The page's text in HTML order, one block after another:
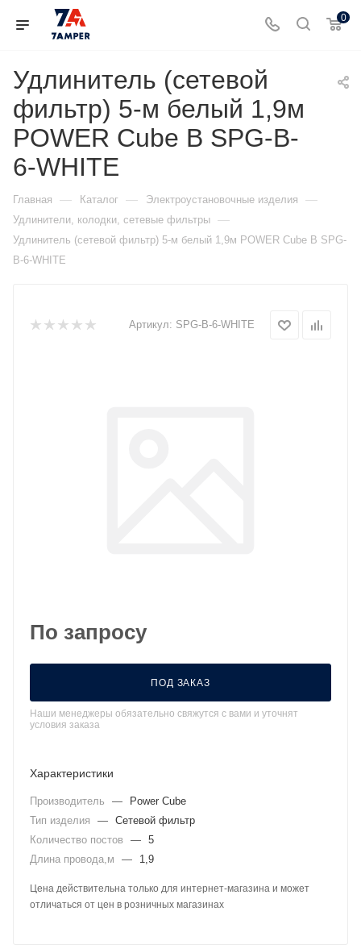
0
Удлинитель (сетевой
фильтр) 5-м белый 1,9м
POWER Cube B SPG-B-
6-WHITE
Главная — Каталог — Электроустановочные изделия —
Удлинители, колодки, сетевые фильтры —
Удлинитель (сетевой фильтр) 5-м белый 1,9м POWER Cube B SPG-
B-6-WHITE
Артикул: SPG-B-6-WHITE
По запросу
ПОД ЗАКАЗ
Наши менеджеры обязательно свяжутся с вами и уточнят
условия заказа
Характеристики
Производитель —
Power Cube
Тип изделия
— Сетевой фильтр
Количество постов
— 5
Длина провода,м
— 1,9
Цена действительна только для интернет-магазина и может
отличаться от цен в розничных магазинах